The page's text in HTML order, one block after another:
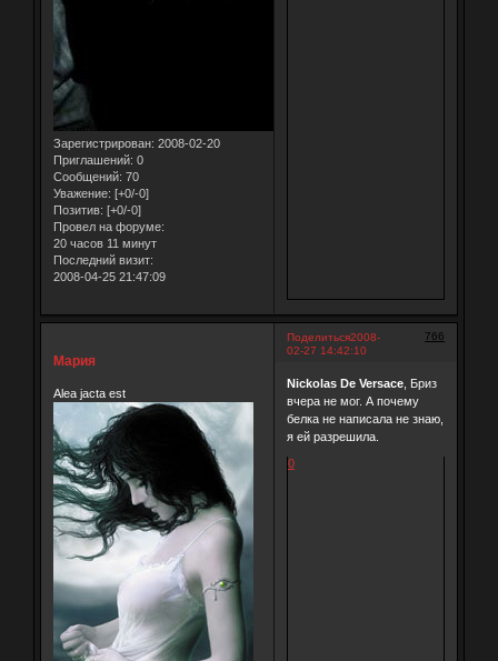
Зарегистрирован: 2008-02-20
Приглашений: 0
Сообщений: 70
Уважение: [+0/-0]
Позитив: [+0/-0]
Провел на форуме:
20 часов 11 минут
Последний визит:
2008-04-25 21:47:09
Поделиться 766
2008-
02-27 14:42:10
Мария
Alea jacta est
Nickolas De Versace, Бриз
вчера не мог. А почему
белка не написала не знаю,
я ей разрешила.
0